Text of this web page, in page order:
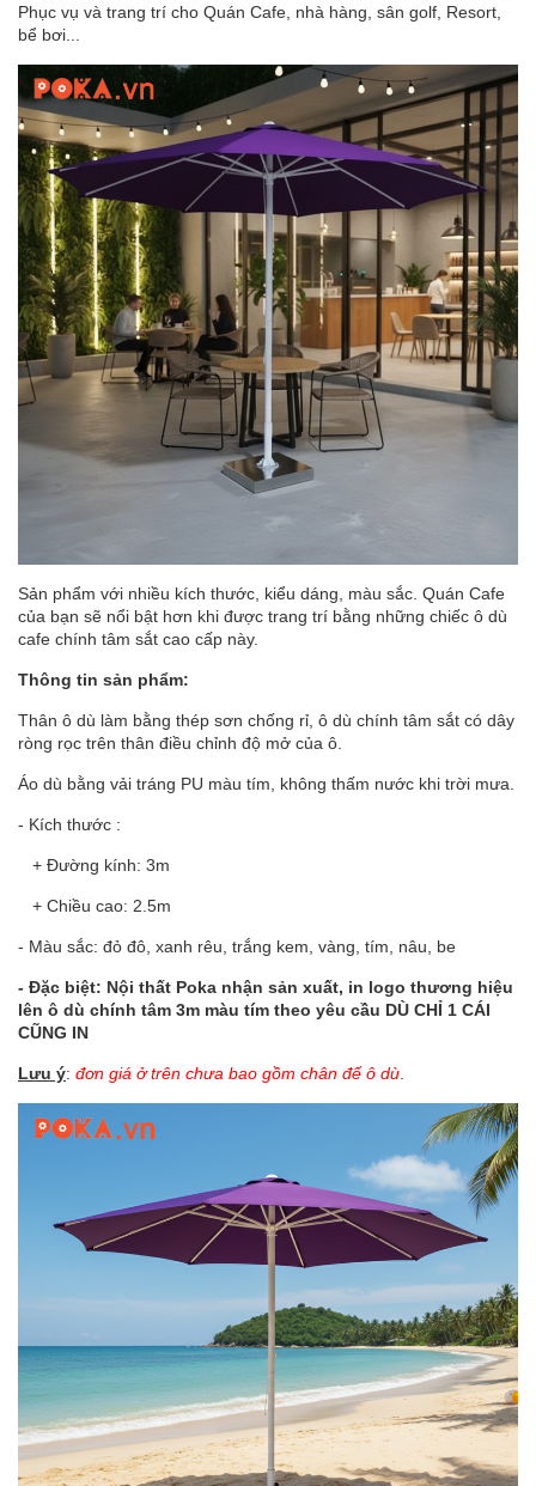
Phục vụ và trang trí cho Quán Cafe, nhà hàng, sân golf, Resort,
bể bơi...
Sản phẩm với nhiều kích thước, kiểu dáng, màu sắc. Quán Cafe
của bạn sẽ nổi bật hơn khi được trang trí bằng những chiếc ô dù
cafe chính tâm sắt cao cấp này.
Thông tin sản phẩm:
Thân ô dù làm bằng thép sơn chống rỉ, ô dù chính tâm sắt có dây
ròng rọc trên thân điều chỉnh độ mở của ô.
Áo dù bằng vải tráng PU màu tím, không thấm nước khi trời mưa.
- Kích thước :
+ Đường kính: 3m
+ Chiều cao: 2.5m
- Màu sắc: đỏ đô, xanh rêu, trắng kem, vàng, tím, nâu, be
- Đặc biệt: Nội thất Poka nhận sản xuất, in logo thương hiệu
lên ô dù chính tâm 3m màu tím theo yêu cầu DÙ CHỈ 1 CÁI
CŨNG IN
Lưu ý: đơn giá ở trên chưa bao gồm chân đế ô dù